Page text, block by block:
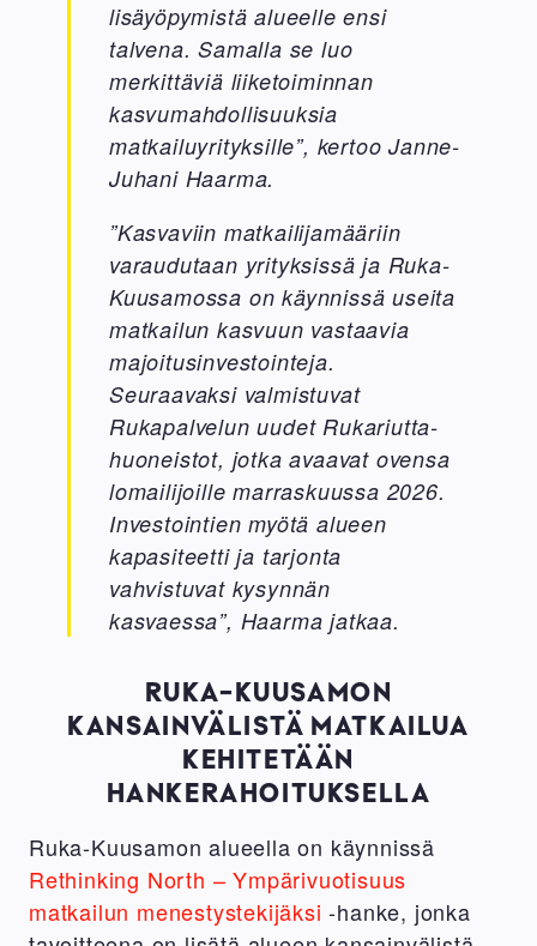
lisäyöpymistä alueelle ensi
talvena. Samalla se luo
merkittäviä liiketoiminnan
kasvumahdollisuuksia
matkailuyrityksille”, kertoo Janne-
Juhani Haarma.
”Kasvaviin matkailijamääriin
varaudutaan yrityksissä ja Ruka-
Kuusamossa on käynnissä useita
matkailun kasvuun vastaavia
majoitusinvestointeja.
Seuraavaksi valmistuvat
Rukapalvelun uudet Rukariutta-
huoneistot, jotka avaavat ovensa
lomailijoille marraskuussa 2026.
Investointien myötä alueen
kapasiteetti ja tarjonta
vahvistuvat kysynnän
kasvaessa”, Haarma jatkaa.
RUKA-KUUSAMON
KANSAINVÄLISTÄ MATKAILUA
KEHITETÄÄN
HANKERAHOITUKSELLA
Ruka-Kuusamon alueella on käynnissä
Rethinking North – Ympärivuotisuus
matkailun menestystekijäksi -hanke, jonka